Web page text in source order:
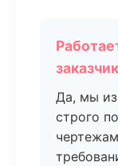
Да, мы
строго